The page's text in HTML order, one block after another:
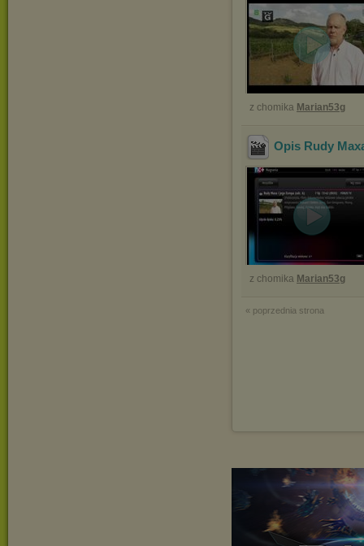
z chomika Marian53g
Opis Rudy
z chomika Marian53g
« poprzednia strona